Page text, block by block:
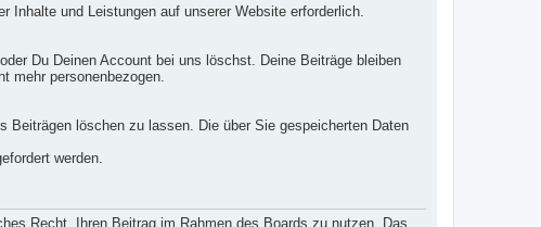
Inhalte und Leistungen auf unserer Website erforderlich.
Du Deinen Account bei uns löschst. Deine Beiträge bleiben
mehr personenbezogen.
Beiträgen löschen zu lassen. Die über Sie gespeicherten Daten
werden.
Recht, Ihren Beitrag im Rahmen des Boards zu nutzen. Das